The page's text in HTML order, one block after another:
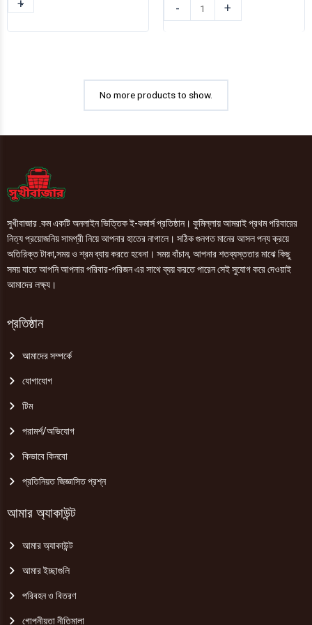
-
প্যারাসুট
গ্লো
+ -
মিল্কি
গ্লো
ক্রিম
50ml
quantity
+
No more products to show.
সুখীবাজার .কম একটি অনলাইন ভিত্তিক ই-কমার্স প্রতিষ্ঠান। কুমিল্লায় আমরাই প্রথম পরিবারের
নিত্য প্রয়োজনিয় সামগ্রী নিয়ে আপনার হাতের নাগালে। সঠিক গুনগত মানের আসল পন্য ক্রয়ে
অতিরিক্ত টাকা,সময় ও শ্রম ব্যায় করতে হবেনা। সময় বাঁচান, আপনার শতব্যস্ততার মাঝে কিছু
সময় যাতে আপনি আপনার পরিবার-পরিজন এর সাথে ব্যয় করতে পারেন সেই সুযোগ করে দেওয়াই
আমাদের লক্ষ্য।
প্রতিষ্ঠান
আমাদের সম্পর্কে
যোগাযোগ
টিম
পরামর্শ/অভিযোগ
কিভাবে কিনবো
প্রতিনিয়ত জিজ্ঞাসিত প্রশ্ন
আমার অ্যাকাউন্ট
আমার অ্যাকাউন্ট
আমার ইচ্ছাগুলি
পরিবহন ও বিতরণ
গোপনীয়তা নীতিমালা